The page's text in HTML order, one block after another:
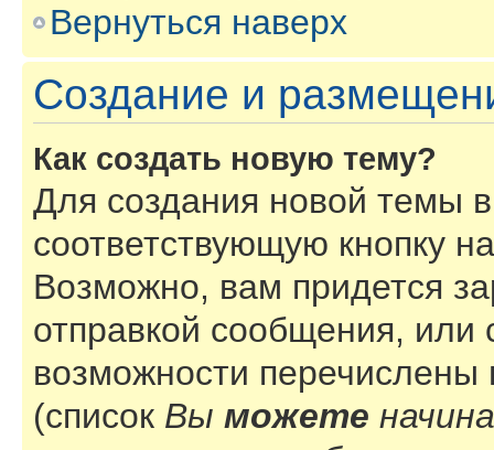
Вернуться наверх
Создание и
Как создать новую тему?
Для создания новой темы
соответствующую кнопку
Возможно, вам придется
отправкой сообщения,
возможности
(список Вы можете